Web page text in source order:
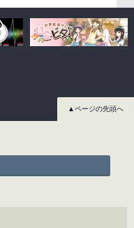
▲ページの先頭へ